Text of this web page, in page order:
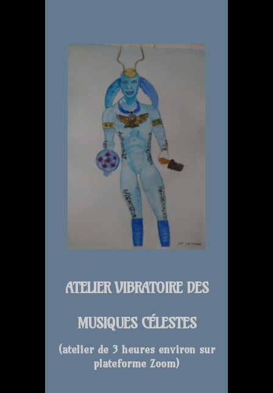
ATELIER VIBRATOIRE DES
MUSIQUES CÉLESTES
(atelier de 3 heures environ sur
plateforme Zoom)